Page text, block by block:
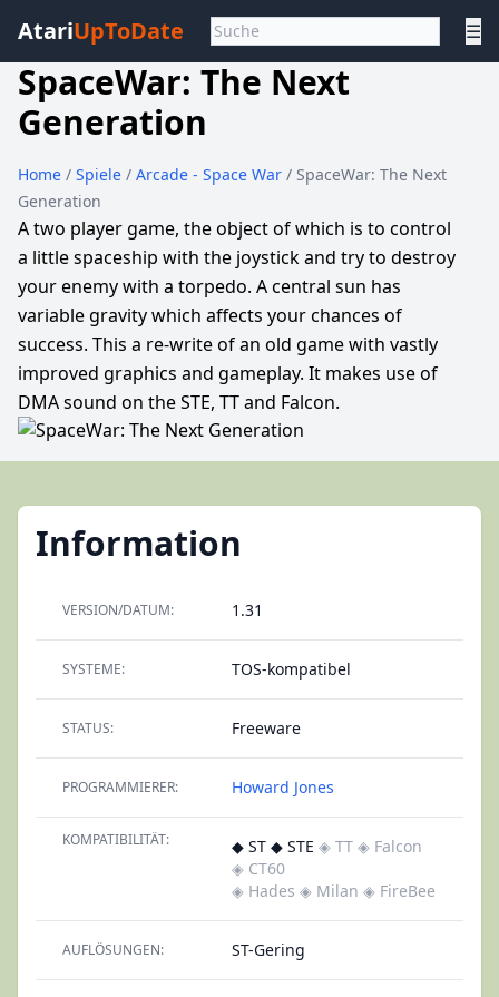
AtariUpToDate ☰
SpaceWar: The Next
Generation
Home / Spiele / Arcade - Space War / SpaceWar: The Next
Generation
A two player game, the object of which is to control
a little spaceship with the joystick and try to destroy
your enemy with a torpedo. A central sun has
variable gravity which affects your chances of
success. This a re-write of an old game with vastly
improved graphics and gameplay. It makes use of
DMA sound on the STE, TT and Falcon.
Information
VERSION/DATUM: 1.31
SYSTEME: TOS-kompatibel
STATUS: Freeware
PROGRAMMIERER: Howard Jones
KOMPATIBILITÄT: ◆ ST ◆ STE ◈ TT ◈ Falcon
◈ CT60
◈ Hades ◈ Milan ◈ FireBee
AUFLÖSUNGEN: ST-Gering